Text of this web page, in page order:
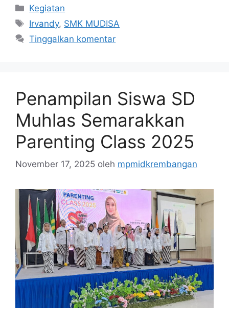
Kategori
Kegiatan
Tag
Irvandy, SMK MUDISA
Tinggalkan komentar
Penampilan Siswa SD
Muhlas Semarakkan
Parenting Class 2025
November 17, 2025 oleh mpmidkrembangan